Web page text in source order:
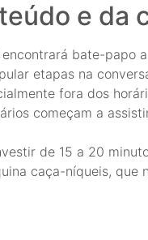
e da
bate-papo
etapas na
fora dos
começam a
de 15 a 20
caça-níqueis, que